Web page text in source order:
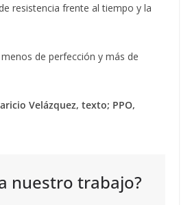
resistencia frente al tiempo y la
de perfección y más de
Velázquez, texto; PPO,
nuestro trabajo?